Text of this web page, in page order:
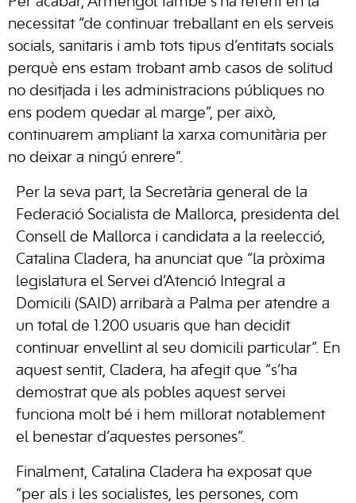
necessitat “de continuar treballant en els serveis
socials, sanitaris i amb tots tipus d’entitats socials
perquè ens estam trobant amb casos de solitud
no desitjada i les administracions públiques no
ens podem quedar al marge”, per això,
continuarem ampliant la xarxa comunitària per
no deixar a ningú enrere”.
Per la seva part, la Secretària general de la
Federació Socialista de Mallorca, presidenta del
Consell de Mallorca i candidata a la reelecció,
Catalina Cladera, ha anunciat que “la pròxima
legislatura el Servei d’Atenció Integral a
Domicili (SAID) arribarà a Palma per atendre a
un total de 1.200 usuaris que han decidit
continuar envellint al seu domicili particular”. En
aquest sentit, Cladera, ha afegit que “s’ha
demostrat que als pobles aquest servei
funciona molt bé i hem millorat notablement
el benestar d’aquestes persones”.
Finalment, Catalina Cladera ha exposat que
“per als i les socialistes, les persones, com